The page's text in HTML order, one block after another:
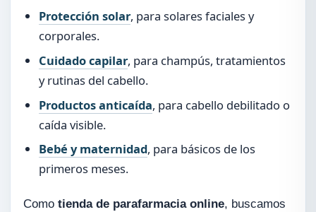
Protección solar, para solares faciales y
corporales.
Cuidado capilar, para champús, tratamientos
y rutinas del cabello.
Productos anticaída, para cabello debilitado o
caída visible.
Bebé y maternidad, para básicos de los
primeros meses.
Como tienda de parafarmacia online, buscamos